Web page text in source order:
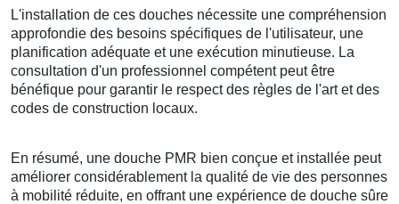
L'installation de ces douches nécessite une compréhension
approfondie des besoins spécifiques de l'utilisateur, une
planification adéquate et une exécution minutieuse. La
consultation d'un professionnel compétent peut être
bénéfique pour garantir le respect des règles de l'art et des
codes de construction locaux.
En résumé, une douche PMR bien conçue et installée peut
améliorer considérablement la qualité de vie des personnes
à mobilité réduite, en offrant une expérience de douche sûre